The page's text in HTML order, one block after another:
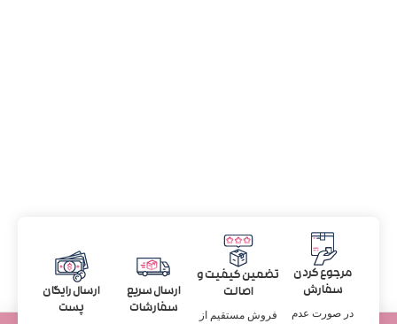
مرجوع کردن
سفارش
در صورت عدم
تضمین کیفیت و
اصالت
فروش مستقیم از
ارسال سریع
سفارشات
ارسال رایگان
پست